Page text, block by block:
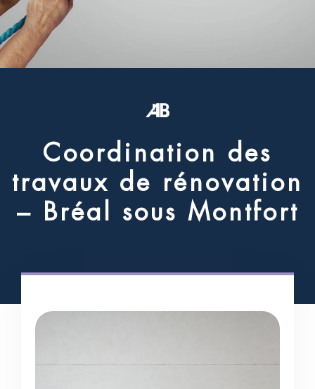
Coord ination d es
travaux d e rénovation
– Bréa sous Montfort